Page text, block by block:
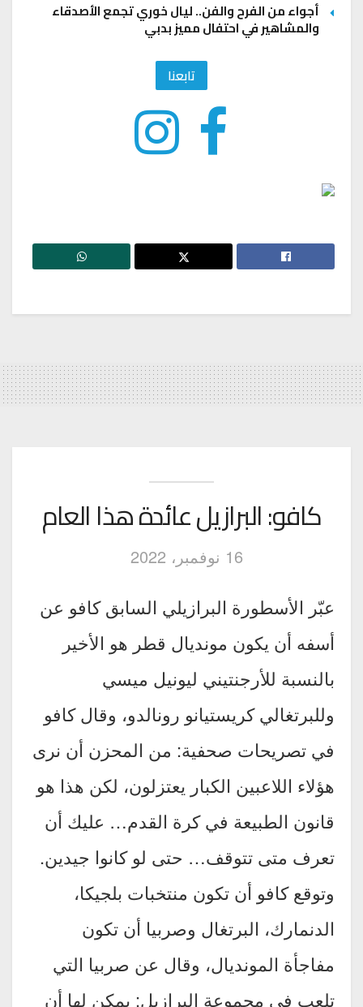
أجواء من الفرح والفن.. ليال خوري تجمع الأصدقاء
والمشاهير في احتفال مميز بدبي
تابعنا
كافو: البرازيل عائدة هذا العام
16 نوفمبر، 2022
عبّر الأسطورة البرازيلي السابق كافو عن
أسفه أن يكون مونديال قطر هو الأخير
بالنسبة للأرجنتيني ليونيل ميسي
وللبرتغالي كريستيانو رونالدو، وقال كافو
في تصريحات صحفية: من المحزن أن نرى
هؤلاء اللاعبين الكبار يعتزلون، لكن هذا هو
قانون الطبيعة في كرة القدم… عليك أن
تعرف متى تتوقف… حتى لو كانوا جيدين.
وتوقع كافو أن تكون منتخبات بلجيكا،
الدنمارك، البرتغال وصربيا أن تكون
مفاجأة المونديال، وقال عن صربيا التي
تلعب في مجموعة البرازيل: يمكن لها أن